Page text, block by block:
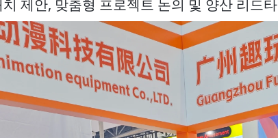
제안, 맞춤형 프로젝트 논의 및 양산 리드